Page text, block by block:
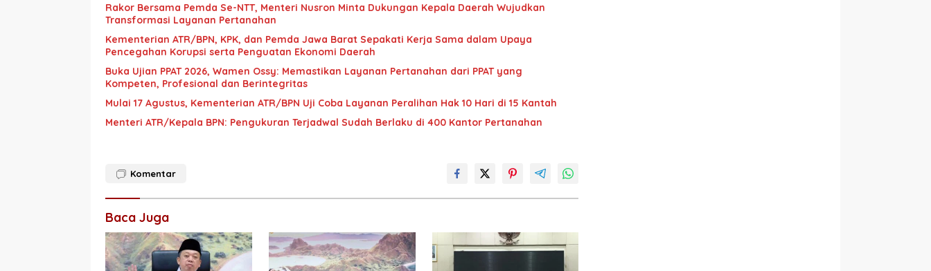
Rakor Bersama Pemda Se-NTT, Menteri Nusron Minta Dukungan Kepala Daerah Wujudkan
Transformasi Layanan Pertanahan
Kementerian ATR/BPN, KPK, dan Pemda Jawa Barat Sepakati Kerja Sama dalam Upaya
Pencegahan Korupsi serta Penguatan Ekonomi Daerah
Buka Ujian PPAT 2026, Wamen Ossy: Memastikan Layanan Pertanahan dari PPAT yang
Kompeten, Profesional dan Berintegritas
Mulai 17 Agustus, Kementerian ATR/BPN Uji Coba Layanan Peralihan Hak 10 Hari di 15 Kantah
Menteri ATR/Kepala BPN: Pengukuran Terjadwal Sudah Berlaku di 400 Kantor Pertanahan
Komentar
Baca Juga